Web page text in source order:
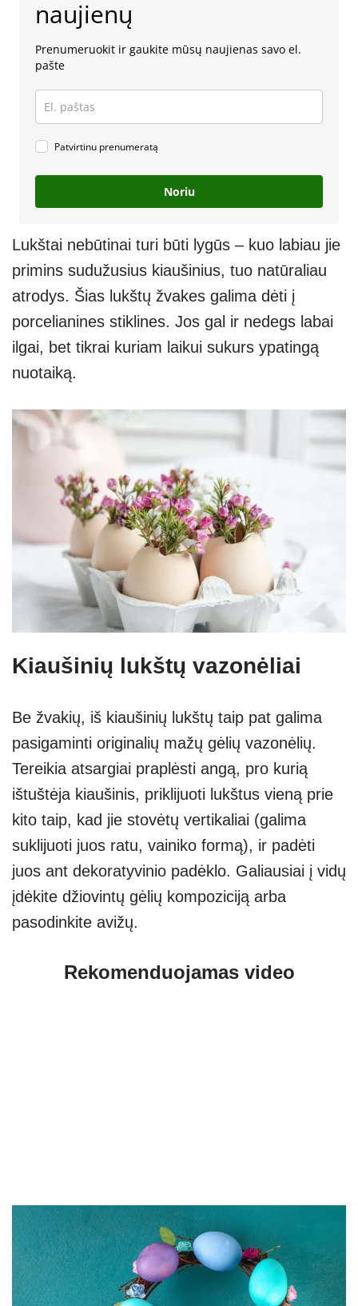
naujienų
Prenumeruokit ir gaukite mūsų naujienas savo el.
pašte
Patvirtinu prenumeratą
Noriu
Lukštai nebūtinai turi būti lygūs – kuo labiau jie
primins sudužusius kiaušinius, tuo natūraliau
atrodys. Šias lukštų žvakes galima dėti į
porcelianines stiklines. Jos gal ir nedegs labai
ilgai, bet tikrai kuriam laikui sukurs ypatingą
nuotaiką.
Kiaušinių lukštų vazonėliai
Be žvakių, iš kiaušinių lukštų taip pat galima
pasigaminti originalių mažų gėlių vazonėlių.
Tereikia atsargiai praplėsti angą, pro kurią
ištuštėja kiaušinis, priklijuoti lukštus vieną prie
kito taip, kad jie stovėtų vertikaliai (galima
suklijuoti juos ratu, vainiko formą), ir padėti
juos ant dekoratyvinio padėklo. Galiausiai į vidų
įdėkite džiovintų gėlių kompoziciją arba
pasodinkite avižų.
Rekomenduojamas video